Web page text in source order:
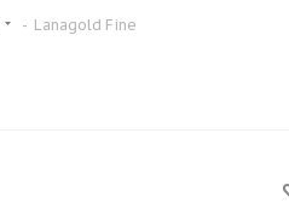
- Lanagold Fine